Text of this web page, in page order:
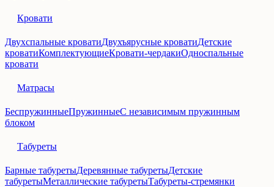
Кровати
Двухспальные кроватиДвухъярусные кроватиДетские
кроватиКомплектующиеКровати-чердакиОдноспальные
кровати
Матрасы
БеспружинныеПружинныеС независимым пружинным
блоком
Табуреты
Барные табуретыДеревянные табуретыДетские
табуретыМеталлические табуретыТабуреты-стремянки